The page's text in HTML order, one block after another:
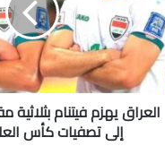
العراق يهزم فيتنام
إلى تصفيات كأس